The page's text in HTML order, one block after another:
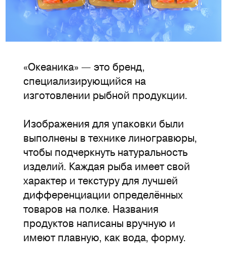
«Океаника» — это бренд,
специализирующийся на
изготовлении рыбной продукции.
Изображения для упаковки были
выполнены в технике линогравюры,
чтобы подчеркнуть натуральность
изделий. Каждая рыба имеет свой
характер и текстуру для лучшей
дифференциации определённых
товаров на полке. Названия
продуктов написаны вручную и
имеют плавную, как вода, форму.